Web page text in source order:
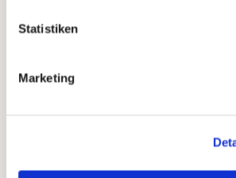
Statistiken
Marketing
Auf der Rückseite fasst du noch